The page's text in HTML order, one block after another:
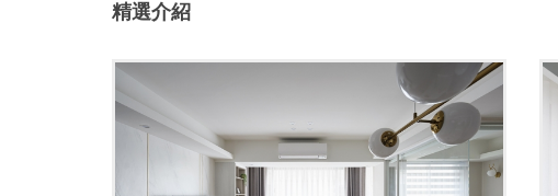
精選介紹